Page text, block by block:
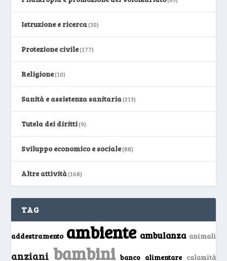
Istruzione e ricerca(30)
Protezione civile(177)
Religione(10)
Sanità e assistenza sanitaria(213)
Tutela dei diritti(9)
Sviluppo economico e sociale(88)
Altre attività(168)
TAG
addestramento ambiente ambulanza animali
anziani bambini banco alimentare calamità